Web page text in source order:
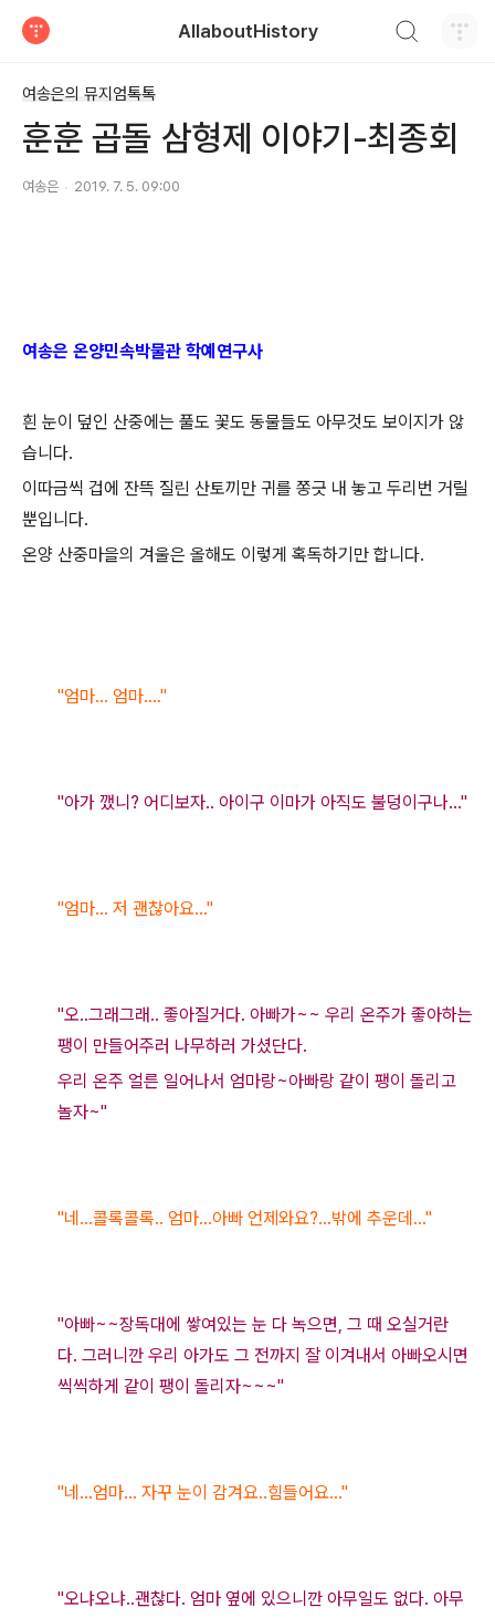
AllaboutHistory
여송은의 뮤지엄톡톡
훈훈 곱돌 삼형제 이야기-최종회
여송은 2019. 7. 5. 09:00
여송은 온양민속박물관 학예연구사
흰 눈이 덮인 산중에는 풀도 꽃도 동물들도 아무것도 보이지가 않
습니다.
이따금씩 겁에 잔뜩 질린 산토끼만 귀를 쫑긋 내 놓고 두리번 거릴
뿐입니다.
온양 산중마을의 겨울은 올해도 이렇게 혹독하기만 합니다.
"엄마... 엄마...."
"아가 깼니? 어디보자.. 아이구 이마가 아직도 불덩이구나..."
"엄마... 저 괜찮아요..."
"오..그래그래.. 좋아질거다. 아빠가~~ 우리 온주가 좋아하는
팽이 만들어주러 나무하러 가셨단다.
우리 온주 얼른 일어나서 엄마랑~아빠랑 같이 팽이 돌리고
놀자~"
"네...콜록콜록.. 엄마...아빠 언제와요?...밖에 추운데..."
"아빠~~장독대에 쌓여있는 눈 다 녹으면, 그 때 오실거란
다. 그러니깐 우리 아가도 그 전까지 잘 이겨내서 아빠오시면
씩씩하게 같이 팽이 돌리자~~~"
"네...엄마... 자꾸 눈이 감겨요..힘들어요..."
"오냐오냐..괜찮다. 엄마 옆에 있으니깐 아무일도 없다. 아무